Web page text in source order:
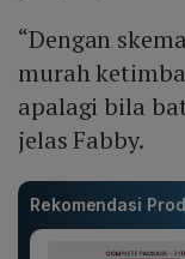
“Dengan
murah
apalagi bila
jelas Fabby.
Rekomendasi